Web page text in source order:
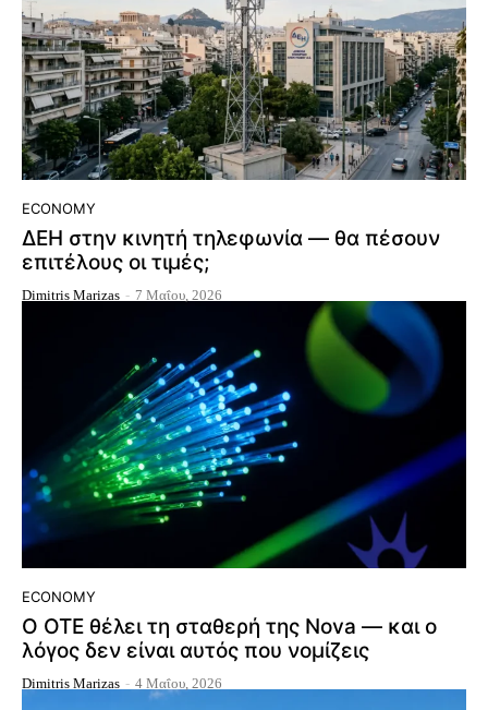
ECONOMY
ΔΕΗ στην κινητή τηλεφωνία — θα πέσουν
επιτέλους οι τιμές;
Dimitris Marizas - 7 Μαΐου, 2026
ECONOMY
Ο ΟΤΕ θέλει τη σταθερή της Nova — και ο
λόγος δεν είναι αυτός που νομίζεις
Dimitris Marizas - 4 Μαΐου, 2026